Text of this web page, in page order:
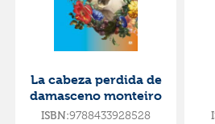
La cabeza perdida de
damasceno monteiro
ISBN:9788433928528